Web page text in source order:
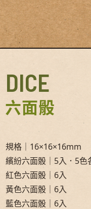
DICE
六面骰
規格｜16×16×16mm
繽紛六面骰｜5入．5色
紅色六面骰｜6入
黃色六面骰｜6入
藍色六面骰｜6入